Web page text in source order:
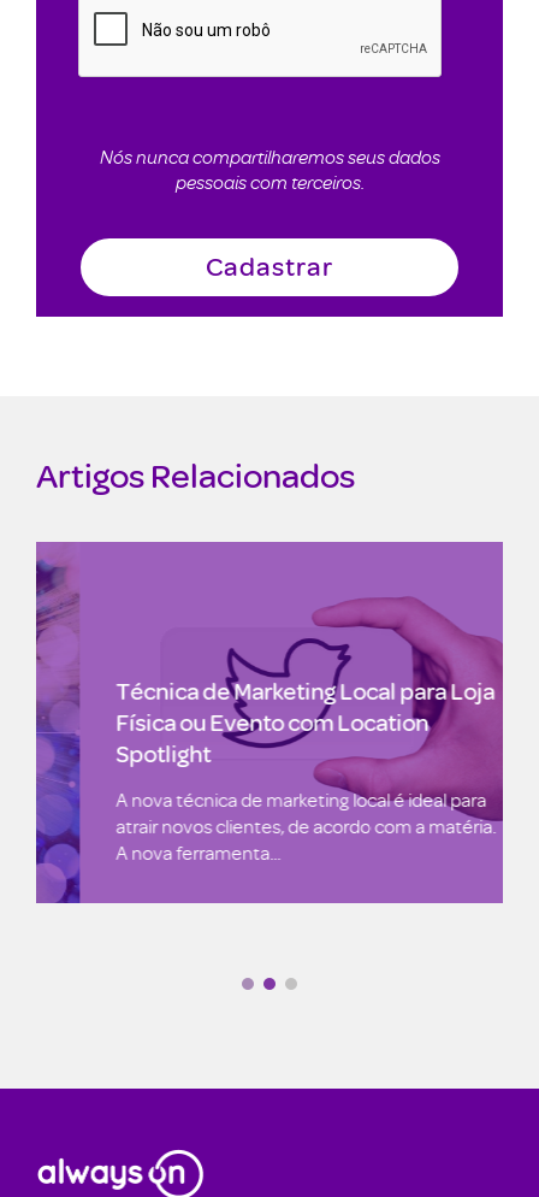
Nós nunca compartilharemos seus dados
pessoais com terceiros.
Artigos Relacionados
Técnica de Marketing Local para Loja
Física ou Evento com Location
Spotlight
A nova técnica de marketing local é ideal para
atrair novos clientes, de acordo com a matéria.
A nova ferramenta...